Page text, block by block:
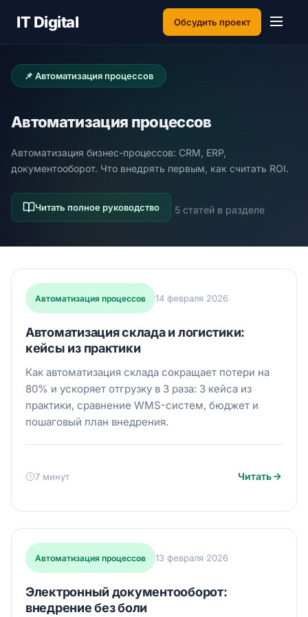
IT Digital Обсудить проект
📌 Автоматизация процессов
Автоматизация процессов
Автоматизация бизнес-процессов: CRM, ERP,
документооборот. Что внедрять первым, как считать ROI.
Читать полное руководство 5 статей в разделе
Автоматизация процессов 14 февраля 2026
Автоматизация склада и логистики:
кейсы из практики
Как автоматизация склада сокращает потери на
80% и ускоряет отгрузку в 3 раза: 3 кейса из
практики, сравнение WMS-систем, бюджет и
пошаговый план внедрения.
7 минут Читать
Автоматизация процессов 13 февраля 2026
Электронный документооборот:
внедрение без боли